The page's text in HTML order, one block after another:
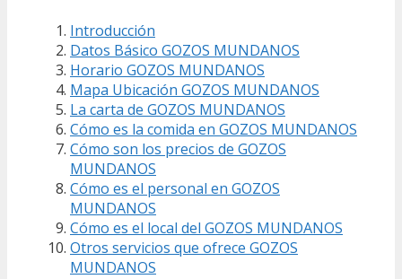
Introducción
Datos Básico GOZOS MUNDANOS
Horario GOZOS MUNDANOS
Mapa Ubicación GOZOS MUNDANOS
La carta de GOZOS MUNDANOS
Cómo es la comida en GOZOS MUNDANOS
Cómo son los precios de GOZOS
MUNDANOS
Cómo es el personal en GOZOS
MUNDANOS
Cómo es el local del GOZOS MUNDANOS
Otros servicios que ofrece GOZOS
MUNDANOS